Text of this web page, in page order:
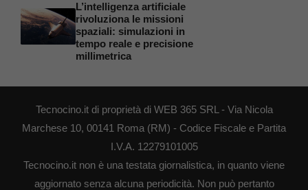
L’intelligenza artificiale
rivoluziona le missioni
spaziali: simulazioni in
tempo reale e precisione
millimetrica
Tecnocino.it di proprietà di WEB 365 SRL - Via Nicola
Marchese 10, 00141 Roma (RM) - Codice Fiscale e Partita
I.V.A. 12279101005
Tecnocino.it non è una testata giornalistica, in quanto viene
aggiornato senza alcuna periodicità. Non può pertanto